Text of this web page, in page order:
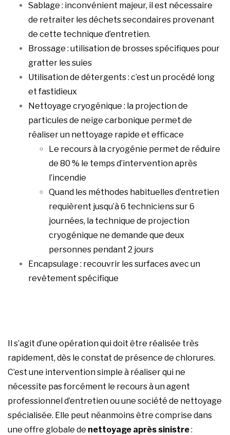
Sablage : inconvénient majeur, il est nécessaire
de retraiter les déchets secondaires provenant
de cette technique d’entretien.
Brossage : utilisation de brosses spécifiques pour
gratter les suies
Utilisation de détergents : c’est un procédé long
et fastidieux
Nettoyage cryogénique : la projection de
particules de neige carbonique permet de
réaliser un nettoyage rapide et efficace
Le recours à la cryogénie permet de réduire
de 80 % le temps d’intervention après
l’incendie
Quand les méthodes habituelles d’entretien
requièrent jusqu’à 6 techniciens sur 6
journées, la technique de projection
cryogénique ne demande que deux
personnes pendant 2 jours
Encapsulage : recouvrir les surfaces avec un
revêtement spécifique
Il s’agit d’une opération qui doit être réalisée très
rapidement, dès le constat de présence de chlorures.
C’est une intervention simple à réaliser qui ne
nécessite pas forcément le recours à un agent
professionnel d’entretien ou une société de nettoyage
spécialisée. Elle peut néanmoins être comprise dans
une offre globale de nettoyage après sinistre: